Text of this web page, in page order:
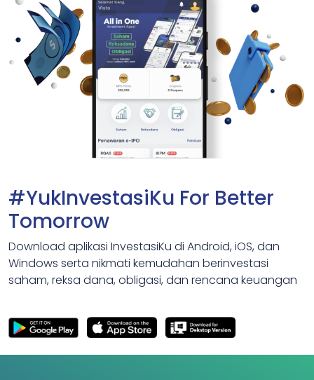
#YukInvestasiKu For Better
Tomorrow
Download aplikasi InvestasiKu di Android, iOS, dan
Windows serta nikmati kemudahan berinvestasi
saham, reksa dana, obligasi, dan rencana keuangan